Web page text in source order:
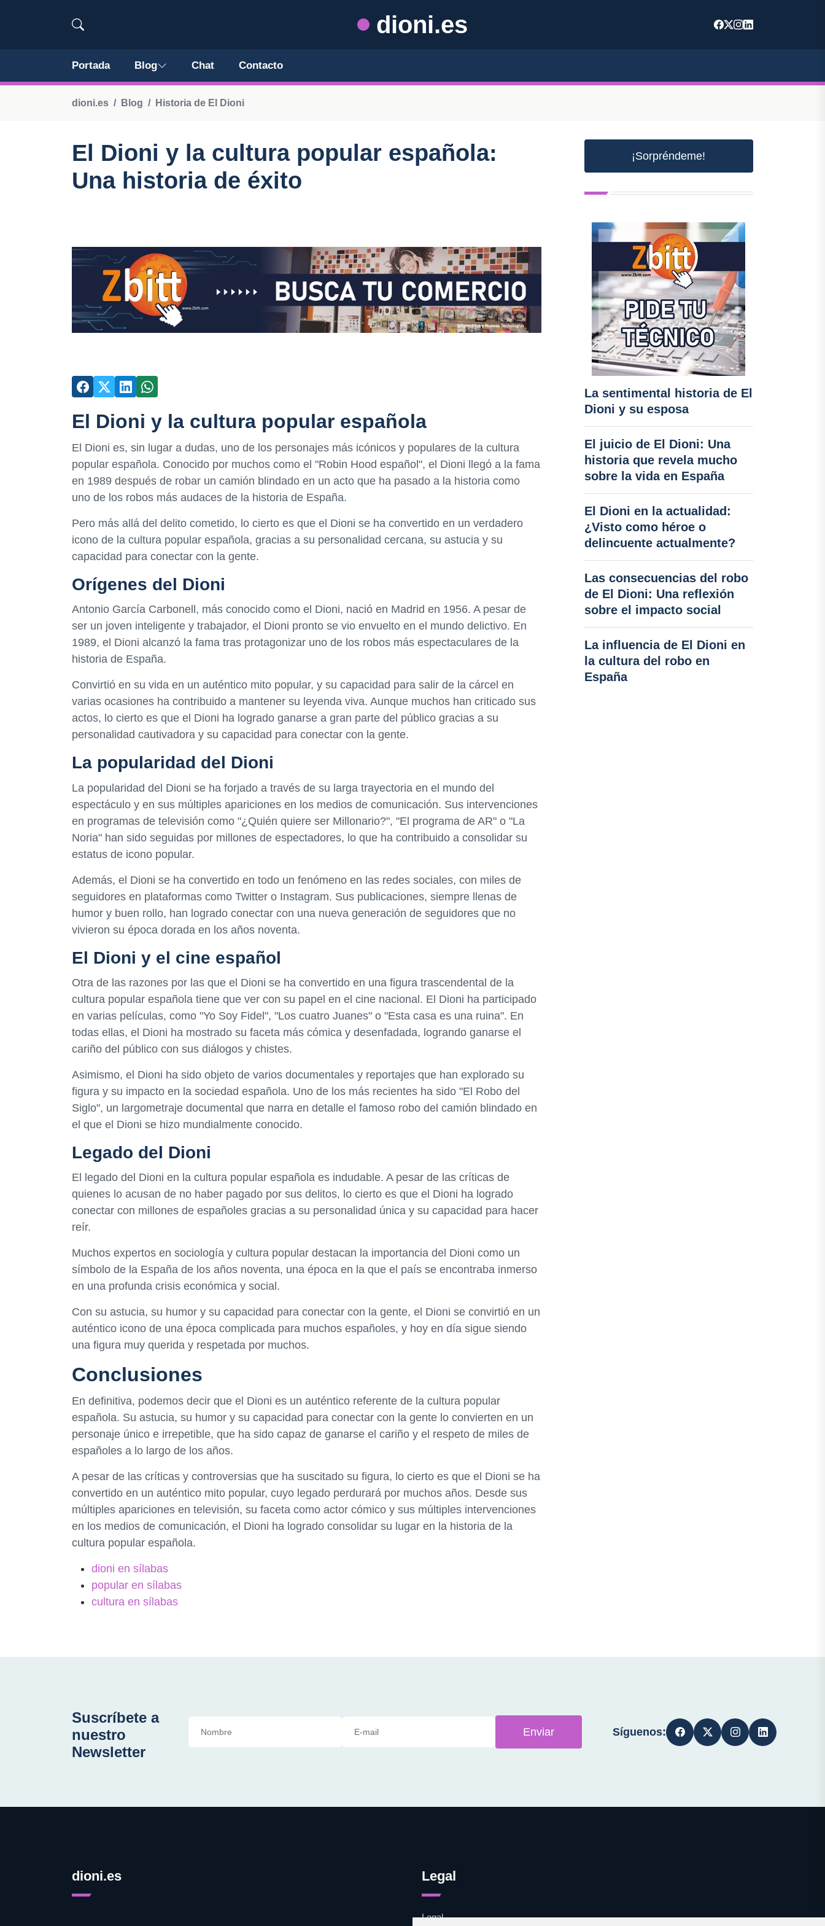
dioni.es
Portada Blog Chat Contacto
dioni.es Blog Historia de El Dioni
El Dioni y la cultura popular española:
Una historia de éxito
El Dioni y la cultura popular española
El Dioni es, sin lugar a dudas, uno de los personajes más icónicos y populares de la cultura
popular española. Conocido por muchos como el "Robin Hood español", el Dioni llegó a la fama
en 1989 después de robar un camión blindado en un acto que ha pasado a la historia como
uno de los robos más audaces de la historia de España.
Pero más allá del delito cometido, lo cierto es que el Dioni se ha convertido en un verdadero
icono de la cultura popular española, gracias a su personalidad cercana, su astucia y su
capacidad para conectar con la gente.
Orígenes del Dioni
Antonio García Carbonell, más conocido como el Dioni, nació en Madrid en 1956. A pesar de
ser un joven inteligente y trabajador, el Dioni pronto se vio envuelto en el mundo delictivo. En
1989, el Dioni alcanzó la fama tras protagonizar uno de los robos más espectaculares de la
historia de España.
Convirtió en su vida en un auténtico mito popular, y su capacidad para salir de la cárcel en
varias ocasiones ha contribuido a mantener su leyenda viva. Aunque muchos han criticado sus
actos, lo cierto es que el Dioni ha logrado ganarse a gran parte del público gracias a su
personalidad cautivadora y su capacidad para conectar con la gente.
La popularidad del Dioni
La popularidad del Dioni se ha forjado a través de su larga trayectoria en el mundo del
espectáculo y en sus múltiples apariciones en los medios de comunicación. Sus intervenciones
en programas de televisión como "¿Quién quiere ser Millonario?", "El programa de AR" o "La
Noria" han sido seguidas por millones de espectadores, lo que ha contribuido a consolidar su
estatus de icono popular.
Además, el Dioni se ha convertido en todo un fenómeno en las redes sociales, con miles de
seguidores en plataformas como Twitter o Instagram. Sus publicaciones, siempre llenas de
humor y buen rollo, han logrado conectar con una nueva generación de seguidores que no
vivieron su época dorada en los años noventa.
El Dioni y el cine español
Otra de las razones por las que el Dioni se ha convertido en una figura trascendental de la
cultura popular española tiene que ver con su papel en el cine nacional. El Dioni ha participado
en varias películas, como "Yo Soy Fidel", "Los cuatro Juanes" o "Esta casa es una ruina". En
todas ellas, el Dioni ha mostrado su faceta más cómica y desenfadada, logrando ganarse el
cariño del público con sus diálogos y chistes.
Asimismo, el Dioni ha sido objeto de varios documentales y reportajes que han explorado su
figura y su impacto en la sociedad española. Uno de los más recientes ha sido "El Robo del
Siglo", un largometraje documental que narra en detalle el famoso robo del camión blindado en
el que el Dioni se hizo mundialmente conocido.
Legado del Dioni
El legado del Dioni en la cultura popular española es indudable. A pesar de las críticas de
quienes lo acusan de no haber pagado por sus delitos, lo cierto es que el Dioni ha logrado
conectar con millones de españoles gracias a su personalidad única y su capacidad para hacer
reír.
Muchos expertos en sociología y cultura popular destacan la importancia del Dioni como un
símbolo de la España de los años noventa, una época en la que el país se encontraba inmerso
en una profunda crisis económica y social.
Con su astucia, su humor y su capacidad para conectar con la gente, el Dioni se convirtió en un
auténtico icono de una época complicada para muchos españoles, y hoy en día sigue siendo
una figura muy querida y respetada por muchos.
Conclusiones
En definitiva, podemos decir que el Dioni es un auténtico referente de la cultura popular
española. Su astucia, su humor y su capacidad para conectar con la gente lo convierten en un
personaje único e irrepetible, que ha sido capaz de ganarse el cariño y el respeto de miles de
españoles a lo largo de los años.
A pesar de las críticas y controversias que ha suscitado su figura, lo cierto es que el Dioni se ha
convertido en un auténtico mito popular, cuyo legado perdurará por muchos años. Desde sus
múltiples apariciones en televisión, su faceta como actor cómico y sus múltiples intervenciones
en los medios de comunicación, el Dioni ha logrado consolidar su lugar en la historia de la
cultura popular española.
dioni en sílabas
popular en sílabas
cultura en sílabas
¡Sorpréndeme!
La sentimental historia de El
Dioni y su esposa
El juicio de El Dioni: Una
historia que revela mucho
sobre la vida en España
El Dioni en la actualidad:
¿Visto como héroe o
delincuente actualmente?
Las consecuencias del robo
de El Dioni: Una reflexión
sobre el impacto social
La influencia de El Dioni en
la cultura del robo en
España
Suscríbete a
nuestro
Newsletter
Enviar Síguenos:
dioni.es Legal
Legal